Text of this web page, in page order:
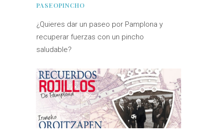
PASEOPINCHO
¿Quieres dar un paseo por Pamplona y
recuperar fuerzas con un pincho
saludable?